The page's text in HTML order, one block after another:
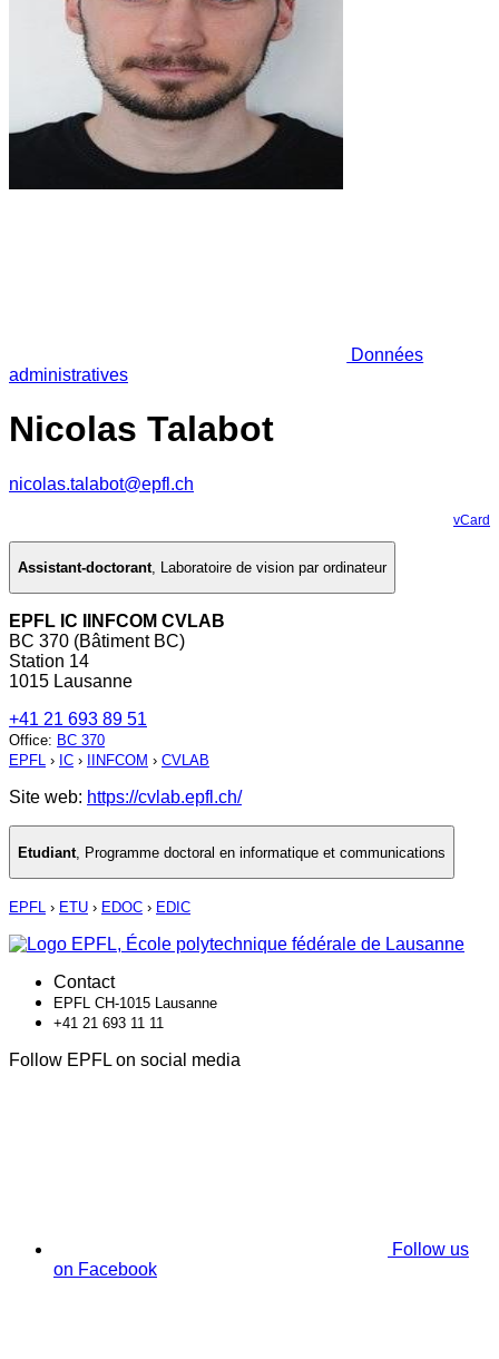
Données
administratives
Nicolas Talabot
nicolas.talabot@epfl.ch
vCard
Assistant-doctorant, Laboratoire de vision par ordinateur
EPFL IC IINFCOM CVLAB
BC 370 (Bâtiment BC)
Station 14
1015 Lausanne
+41 21 693 89 51
Office: BC 370
EPFL › IC › IINFCOM › CVLAB
Site web: https://cvlab.epfl.ch/
Etudiant Programme doctoral en informatique et communications
EPFL › ETU › EDOC › EDIC
Contact
EPFL CH-1015 Lausanne
+41 21 693 11 11
Follow EPFL on social media
Follow us
on Facebook